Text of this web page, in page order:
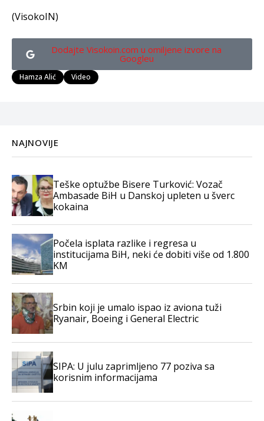
(VisokoIN)
Dodajte Visokoin.com u omiljene izvore na
Googleu
Hamza Alić Video
NAJNOVIJE
Teške optužbe Bisere Turković: Vozač
Ambasade BiH u Danskoj upleten u šverc
kokaina
Počela isplata razlike i regresa u
institucijama BiH, neki će dobiti više od 1.800
KM
Srbin koji je umalo ispao iz aviona tuži
Ryanair, Boeing i General Electric
SIPA: U julu zaprimljeno 77 poziva sa
korisnim informacijama